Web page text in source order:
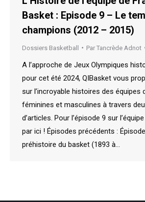
Basket : Episode 9 – Le
champions (2012 – 2015)
Dossiers Basketball Par Tancrède Adnot
A l’approche de Jeux Olympiques
pour cet été 2024, QIBasket vous
sur l’incroyable histoires des équipes
féminines et masculines à travers
d’articles. Pour l’épisode 9 sur
par ici ! Épisodes précédents :
préhistoire du basket (1893 à…